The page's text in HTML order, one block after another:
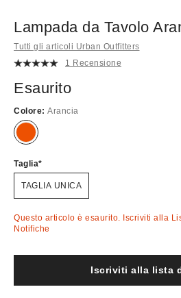
Lampada da Tavolo
Tutti gli articoli Urban Outfitters
1 Recensione
Esaurito
Colore: Arancia
Esaurito!
Taglia
TAGLIA UNICA
Questo articolo è esaurito. Iscriviti alla
Notifiche
Iscriviti alla lista